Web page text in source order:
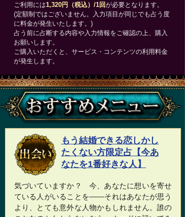
ご利用には1,320円（税込）/1回が必要となります。
(定額制ではございません。入力項目が同じでも占う度
に料金が発生いたします。)
占う前に占断する内容や入力情報をご確認の上、購入
お願いします。
ご購入いただくと、サービス・コンテンツの利用料金
が発生します。
もう結婚できる恋しかし
たくない方限定占【今あ
なたを1番好きな人】
気づいていますか？ 今、あなたに想いを寄せ
ている人がいることを――それはあなたが思う
より、とても意外な人物かもしれません。誰の